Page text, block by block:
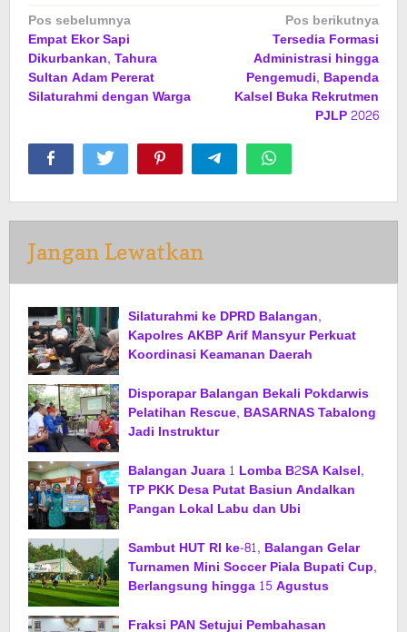
Navigasi
pos
Pos sebelumnya
Empat Ekor Sapi
Dikurbankan, Tahura
Sultan Adam Pererat
Silaturahmi dengan Warga
Pos berikutnya
Tersedia Formasi
Administrasi hingga
Pengemudi, Bapenda
Kalsel Buka Rekrutmen
PJLP 2026
Jangan Lewatkan
Silaturahmi ke DPRD Balangan,
Kapolres AKBP Arif Mansyur Perkuat
Koordinasi Keamanan Daerah
Disporapar Balangan Bekali Pokdarwis
Pelatihan Rescue, BASARNAS Tabalong
Jadi Instruktur
Balangan Juara 1 Lomba B2SA Kalsel,
TP PKK Desa Putat Basiun Andalkan
Pangan Lokal Labu dan Ubi
Sambut HUT RI ke-81, Balangan Gelar
Turnamen Mini Soccer Piala Bupati Cup,
Berlangsung hingga 15 Agustus
Fraksi PAN Setujui Pembahasan